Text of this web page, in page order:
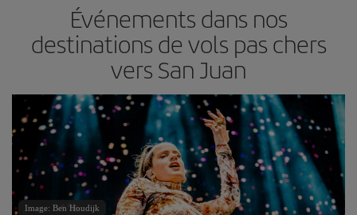
Événements dans nos
destinations de vols pas chers
vers San Juan
Image: Ben Houdijk